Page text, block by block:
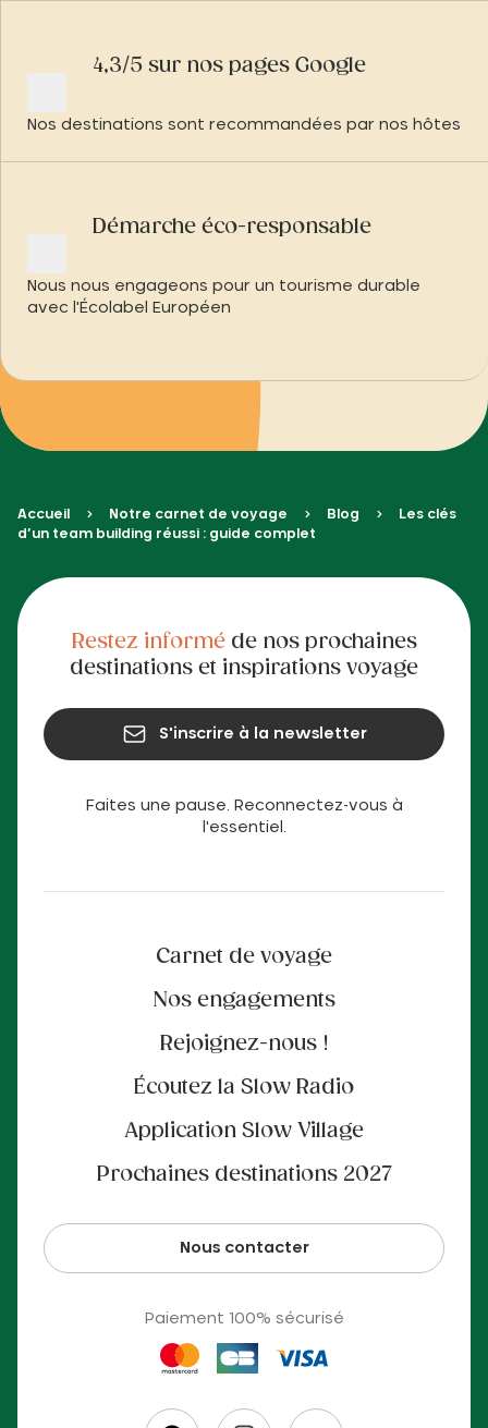
4,3/5 sur nos pages Google
Nos destinations sont recommandées par nos hôtes
Démarche éco-responsable
Nous nous engageons pour un tourisme durable
avec l'Écolabel Européen
Accueil Notre carnet de voyage Blog
Les clés
d’un team building réussi : guide complet
Faites une pause. Reconnectez-vous à
l'essentiel.
Carnet de voyage
Nos engagements
Rejoignez-nous !
Écoutez la Slow Radio
Application Slow Village
Prochaines destinations 2027
Nous contacter
Paiement 100% sécurisé
Restez informéde nos prochaines
destinations et inspirations voyage
S'inscrire à la newsletter